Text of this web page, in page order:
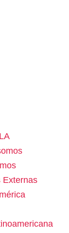
Externas